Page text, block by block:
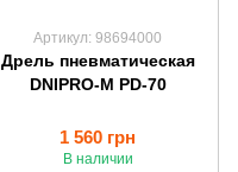
Артикул: 98694000
Дрель пневматическая
DNIPRO-M PD-70
1 560 грн
В наличии